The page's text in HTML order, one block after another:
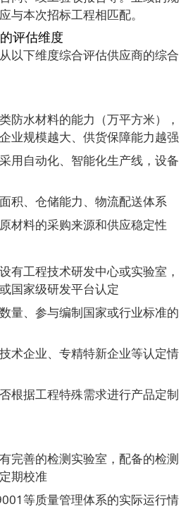
与本次招标工程相匹配。
评估维度
以下维度综合评估供应商的综合
防水材料的能力（万平方米），
业规模越大、供货保障能力越强
用自动化、智能化生产线，设备
积、仓储能力、物流配送体系
材料的采购来源和供应稳定性
有工程技术研发中心或实验室，
国家级研发平台认定
量、参与编制国家或行业标准的
术企业、专精特新企业等认定情
根据工程特殊需求进行产品定制
完善的检测实验室，配备的检测
期校准
等质量管理体系的实际运行情